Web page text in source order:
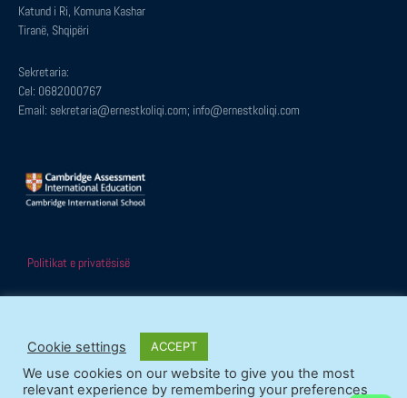
Katund i Ri, Komuna Kashar
Tiranë, Shqipëri
Sekretaria:
Cel: 0682000767
Email: sekretaria@ernestkoliqi.com; info@ernestkoliqi.com
Politikat e privatësisë
© Të gjitha të drejtat e rezervuara
Shpërndaje faqen:
Cookie settings ACCEPT
We use cookies on our website to give you the most
relevant experience by remembering your preferences